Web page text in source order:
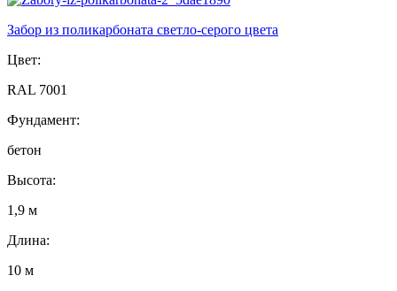
Забор из поликарбоната светло-серого цвета
Цвет:
RAL 7001
Фундамент:
бетон
Высота:
1,9 м
Длина:
10 м